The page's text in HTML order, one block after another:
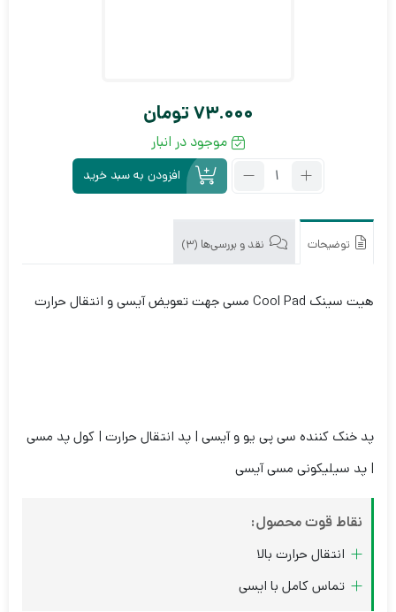
73.000 تومان
موجود در انبار
تعداد:
مسی
افزودن به سبد خرید
توضیحات نقد و بررسی‌ها (3)
هیت سینک Cool Pad مسی جهت تعویض آیسی و انتقال حرارت
پد خنک کننده سی پی یو و آیسی | پد انتقال حرارت | کول پد مسی
| پد سیلیکونی مسی آیسی
نقاط قوت محصول:
انتقال حرارت بالا
تماس کامل با ایسی